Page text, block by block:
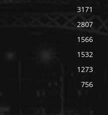
3171
2807
1566
1532
1273
756